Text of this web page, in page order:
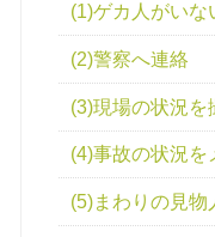
(1)ゲカ人がいな
(2)警察へ連絡
(3)現場の状況を
(4)事故の状況を
(5)まわりの見物